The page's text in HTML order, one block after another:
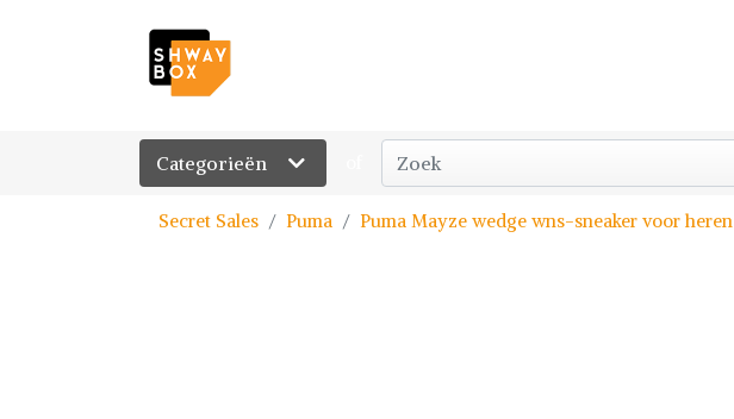
Categorieën
Secret Sales Puma Puma Mayze wedge wns-sneaker voor heren